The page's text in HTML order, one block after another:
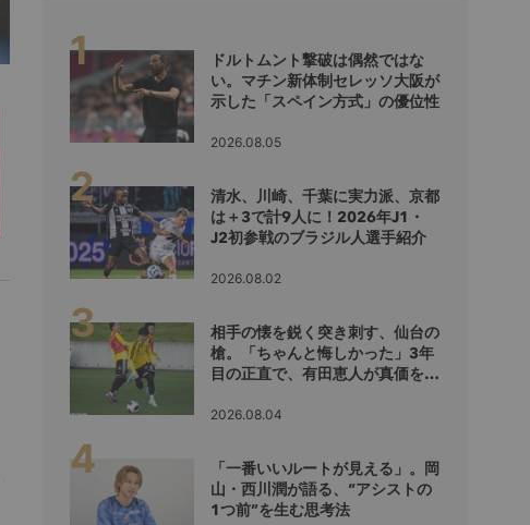
ドルトムント撃破は偶然ではな
い。マチン新体制セレッソ大阪が
示した「スペイン方式」の優位性
2026.08.05
清水、川崎、千葉に実力派、京都
は＋3で計9人に！2026年J1・
J2初参戦のブラジル人選手紹介
2026.08.02
相手の懐を鋭く突き刺す、仙台の
槍。「ちゃんと悔しかった」3年
目の正直で、有田恵人が真価を示
2026.08.04
「一番いいルートが見える」。岡
山・西川潤が語る、“アシストの
1つ前”を生む思考法